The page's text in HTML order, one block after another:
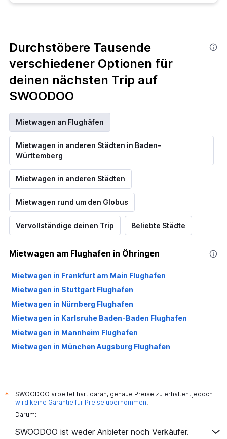
Durchstöbere Tausende
verschiedener Optionen für
deinen nächsten Trip auf
SWOODOO
Mietwagen an Flughäfen
Mietwagen in anderen Städten in Baden-
Württemberg
Mietwagen in anderen Städten
Mietwagen rund um den Globus
Vervollständige deinen Trip Beliebte Städte
Mietwagen am Flughafen in Öhringen
Mietwagen in Frankfurt am Main Flughafen
Mietwagen in Stuttgart Flughafen
Mietwagen in Nürnberg Flughafen
Mietwagen in Karlsruhe Baden-Baden Flughafen
Mietwagen in Mannheim Flughafen
Mietwagen in München Augsburg Flughafen
*
SWOODOO arbeitet hart daran, genaue Preise zu erhalten, jedoch
wird keine Garantie für Preise übernommen.
Darum:
SWOODOO ist weder Anbieter noch Verkäufer.